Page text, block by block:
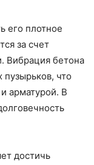
его плотное
за счет
Вибрация бетона
что
арматурой. В
достичь